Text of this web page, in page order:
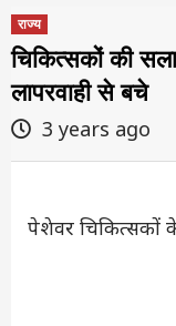
राज्य
चिकित्सकों की
लापरवाही से बचे
3 years ago
पेशेवर चिकित्सकों